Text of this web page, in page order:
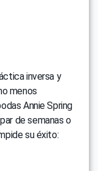
inversa y
menos
Annie Spring
de semanas o
su éxito: